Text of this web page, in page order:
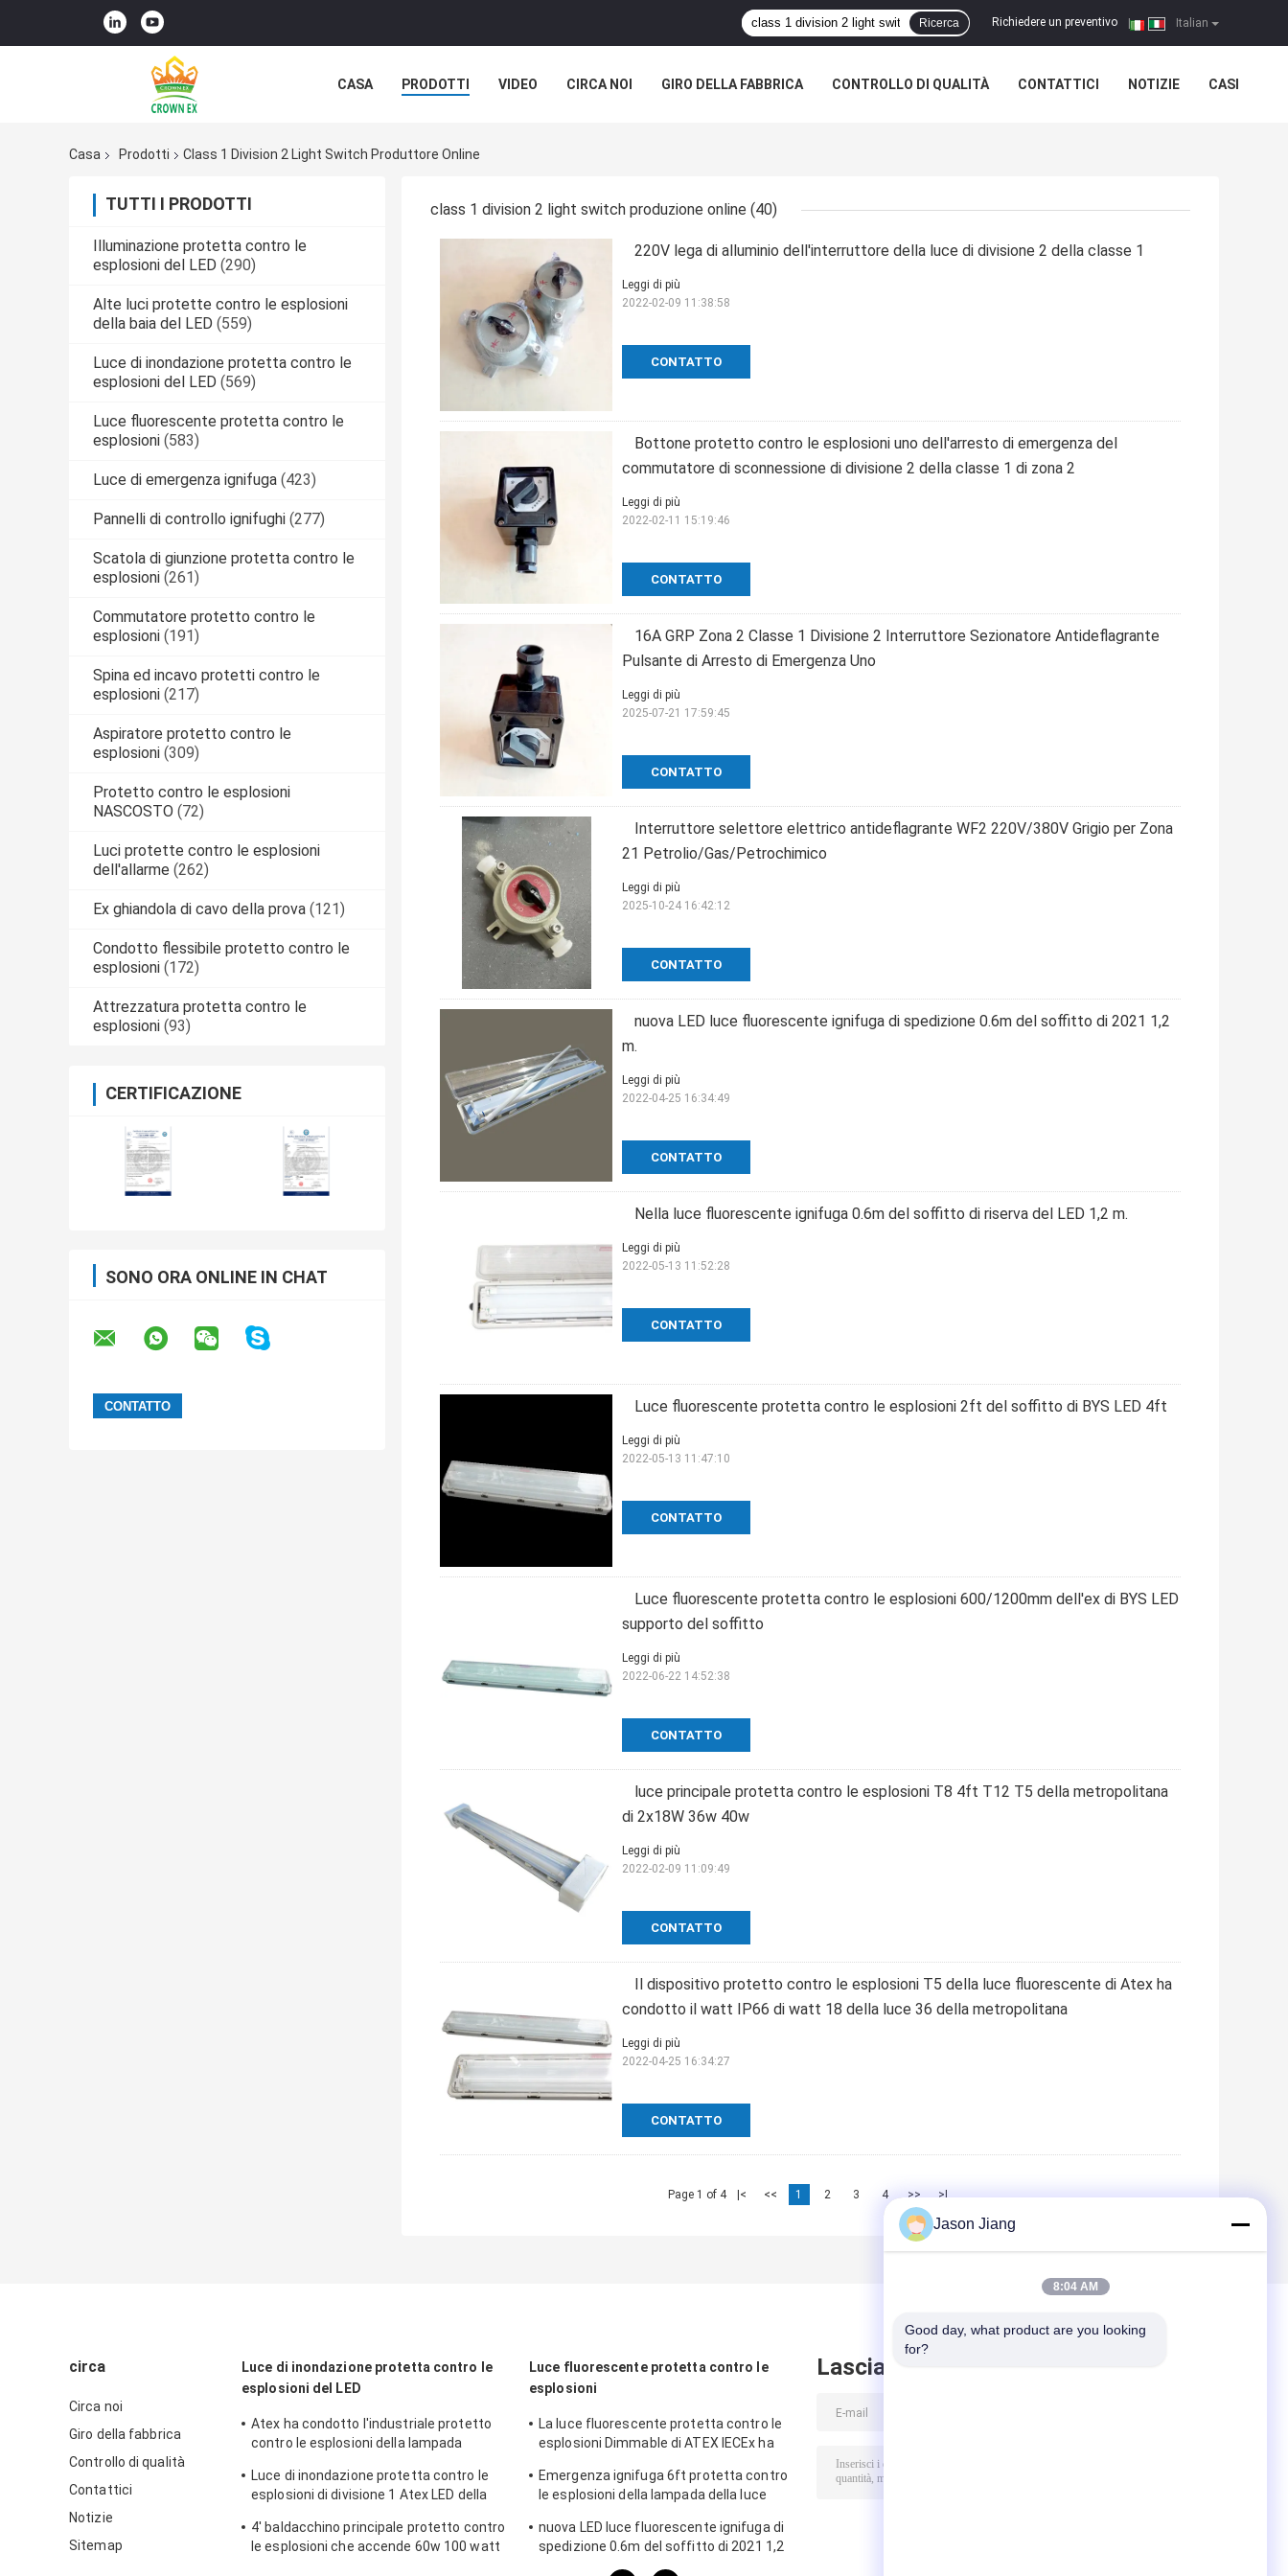
Italian
Richiedere un preventivo |
Ricerca
CASA PRODOTTI VIDEO CIRCA NOI GIRO DELLA FABBRICA CONTROLLO DI QUALITÀ CONTATTICI NOTIZIE CASI
Casa Prodotti Class 1 Division 2 Light Switch Produttore Online
TUTTI I PRODOTTI
Illuminazione protetta contro le
esplosioni del LED (290)
Alte luci protette contro le esplosioni
della baia del LED (559)
Luce di inondazione protetta contro le
esplosioni del LED (569)
Luce fluorescente protetta contro le
esplosioni (583)
Luce di emergenza ignifuga (423)
Pannelli di controllo ignifughi (277)
Scatola di giunzione protetta contro le
esplosioni (261)
Commutatore protetto contro le
esplosioni (191)
Spina ed incavo protetti contro le
esplosioni (217)
Aspiratore protetto contro le
esplosioni (309)
Protetto contro le esplosioni
NASCOSTO (72)
Luci protette contro le esplosioni
dell'allarme (262)
Ex ghiandola di cavo della prova (121)
Condotto flessibile protetto contro le
esplosioni (172)
Attrezzatura protetta contro le
esplosioni (93)
CERTIFICAZIONE
SONO ORA ONLINE IN CHAT
class 1 division 2 light switch produzione online (40)
220V lega di alluminio dell'interruttore della luce di divisione 2 della classe 1
CONTATTO
Leggi di più
2022-02-09 11:38:58
Bottone protetto contro le esplosioni uno dell'arresto di emergenza del
commutatore di sconnessione di divisione 2 della classe 1 di zona 2
CONTATTO
Leggi di più
2022-02-11 15:19:46
16A GRP Zona 2 Classe 1 Divisione 2 Interruttore Sezionatore Antideflagrante
Pulsante di Arresto di Emergenza Uno
CONTATTO
Leggi di più
2025-07-21 17:59:45
Interruttore selettore elettrico antideflagrante WF2 220V/380V Grigio per Zona
21 Petrolio/Gas/Petrochimico
CONTATTO
Leggi di più
2025-10-24 16:42:12
nuova LED luce fluorescente ignifuga di spedizione 0.6m del soffitto di 2021 1,2
m.
CONTATTO
Leggi di più
2022-04-25 16:34:49
Nella luce fluorescente ignifuga 0.6m del soffitto di riserva del LED 1,2 m.
CONTATTO
Leggi di più
2022-05-13 11:52:28
Luce fluorescente protetta contro le esplosioni 2ft del soffitto di BYS LED 4ft
CONTATTO
Leggi di più
2022-05-13 11:47:10
Luce fluorescente protetta contro le esplosioni 600/1200mm dell'ex di BYS LED
supporto del soffitto
CONTATTO
Leggi di più
2022-06-22 14:52:38
luce principale protetta contro le esplosioni T8 4ft T12 T5 della metropolitana
di 2x18W 36w 40w
CONTATTO
Leggi di più
2022-02-09 11:09:49
Il dispositivo protetto contro le esplosioni T5 della luce fluorescente di Atex ha
condotto il watt IP66 di watt 18 della luce 36 della metropolitana
CONTATTO
Leggi di più
2022-04-25 16:34:27
Page 1 of 4 |< << 1 2 3 4 >> >|
circa
Circa noi
Giro della fabbrica
Controllo di qualità
Contattici
Notizie
Sitemap
Luce di inondazione protetta contro le
esplosioni del LED
Atex ha condotto l'industriale protetto
contro le esplosioni della lampada
zona 1 120w 150w 185w
Luce di inondazione protetta contro le
esplosioni di divisione 1 Atex LED della
4' baldacchino principale protetto contro
le esplosioni che accende 60w 100 watt
Luce fluorescente protetta contro le
esplosioni
La luce fluorescente protetta contro le
esplosioni Dimmable di ATEX IECEx ha
metropolitana
Emergenza ignifuga 6ft protetta contro
le esplosioni della lampada della luce
inossidabile
nuova LED luce fluorescente ignifuga di
spedizione 0.6m del soffitto di 2021 1,2
Lasciare messaggio
Jason Jiang
8:04 AM
Good day, what product are you looking
for?